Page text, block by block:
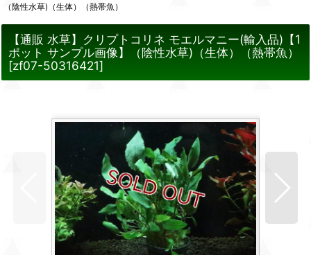
（陰性水草)（生体）（熱帯魚）
【通販 水草】クリプトコリネ モエルマニー(輸入品)【1
ポット サンプル画像】（陰性水草)（生体）（熱帯魚）
[zf07-50316421]